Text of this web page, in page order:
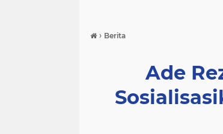
› Berita
Ade